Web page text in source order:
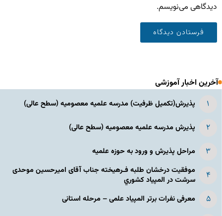
دیدگاهی می‌نویسم.
آخرین اخبار آموزشی
پذیرش(تکمیل ظرفیت) مدرسه علمیه معصومیه‌ (سطح عالی)
پذیرش مدرسه علمیه معصومیه‌ (سطح عالی)
مراحل پذیرش و ورود به حوزه علمیه
موفقیت درخشان طلبه فـرهیخته جناب آقای امیرحسین موحدی
سرشت در المپياد كشوري
معرفی نفرات برتر المپیاد علمی – مرحله استانی